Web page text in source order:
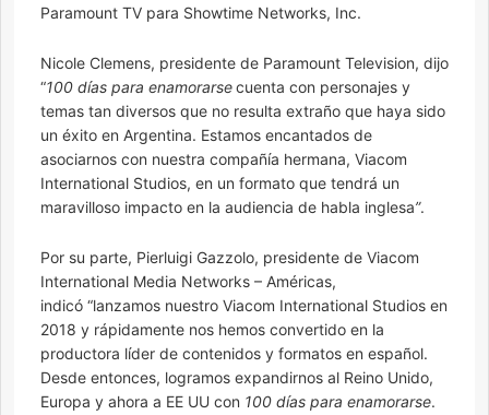
Paramount TV para Showtime Networks, Inc.
Nicole Clemens, presidente de Paramount Television, dijo
“100 días para enamorarsecuenta con personajes y
temas tan diversos que no resulta extraño que haya sido
un éxito en Argentina. Estamos encantados de
asociarnos con nuestra compañía hermana, Viacom
International Studios, en un formato que tendrá un
maravilloso impacto en la audiencia de habla inglesa”.
Por su parte, Pierluigi Gazzolo, presidente de Viacom
International Media Networks – Américas,
indicó “lanzamos nuestro Viacom International Studios en
2018 y rápidamente nos hemos convertido en la
productora líder de contenidos y formatos en español.
Desde entonces, logramos expandirnos al Reino Unido,
Europa y ahora a EE UU con 100 días para enamorarse.